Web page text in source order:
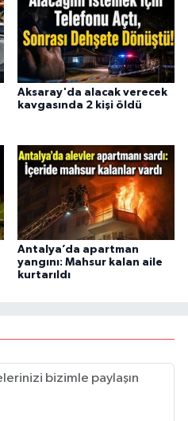
Aksaray'da alacak verecek
kavgasında 2 kişi öldü
Antalya’da apartman
yangını: Mahsur kalan aile
kurtarıldı